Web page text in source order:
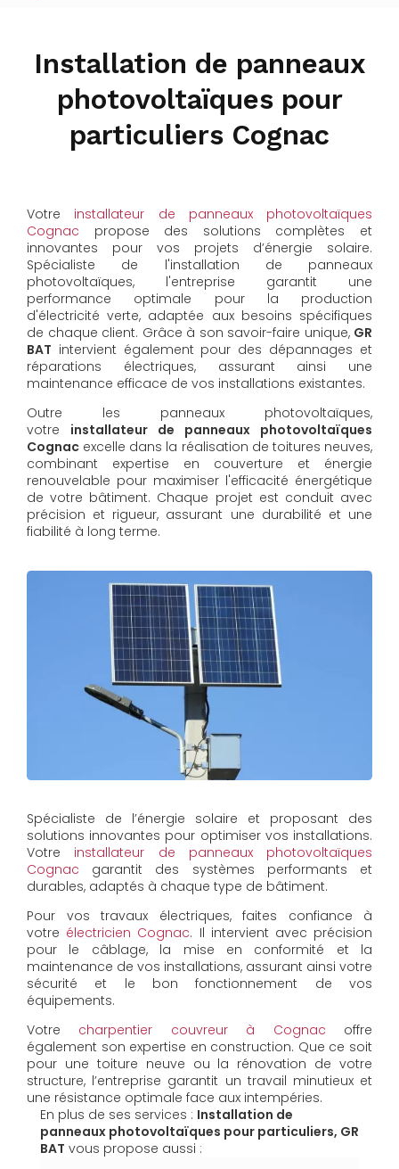
Installation de panneaux
photovoltaïques pour
particuliers Cognac
Votre installateur de panneaux photovoltaïques
Cognac propose des solutions complètes et
innovantes pour vos projets d’énergie solaire.
Spécialiste de l'installation de panneaux
photovoltaïques, l'entreprise garantit une
performance optimale pour la production
d'électricité verte, adaptée aux besoins spécifiques
de chaque client. Grâce à son savoir-faire unique, GR
BAT intervient également pour des dépannages et
réparations électriques, assurant ainsi une
maintenance efficace de vos installations existantes.
Outre les panneaux photovoltaïques,
votre installateur de panneaux photovoltaïques
Cognac excelle dans la réalisation de toitures neuves,
combinant expertise en couverture et énergie
renouvelable pour maximiser l'efficacité énergétique
de votre bâtiment. Chaque projet est conduit avec
précision et rigueur, assurant une durabilité et une
fiabilité à long terme.
Spécialiste de l’énergie solaire et proposant des
solutions innovantes pour optimiser vos installations.
Votre installateur de panneaux photovoltaïques
Cognac garantit des systèmes performants et
durables, adaptés à chaque type de bâtiment.
Pour vos travaux électriques, faites confiance à
votre électricien Cognac. Il intervient avec précision
pour le câblage, la mise en conformité et la
maintenance de vos installations, assurant ainsi votre
sécurité et le bon fonctionnement de vos
équipements.
Votre charpentier couvreur à Cognac offre
également son expertise en construction. Que ce soit
pour une toiture neuve ou la rénovation de votre
structure, l’entreprise garantit un travail minutieux et
une résistance optimale face aux intempéries.
En plus de ses services : Installation de
panneaux photovoltaïques pour particuliers, GR
BAT vous propose aussi :